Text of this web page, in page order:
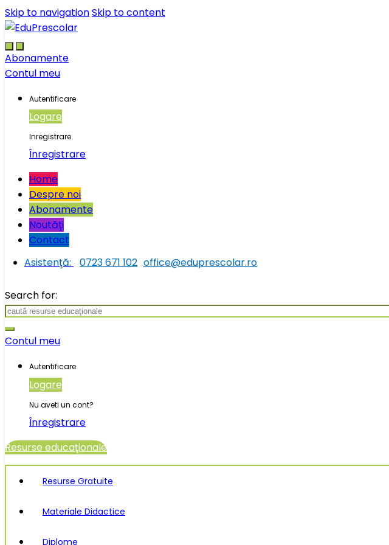
Skip to navigationSkip to content
Abonamente
Contul meu
Autentificare
Logare
Inregistrare
Înregistrare
Home
Despre noi
Abonamente
Noutăţi
Contact
Asistenţă:
0723 671 102 office@eduprescolar.ro
Search for:
Contul meu
Autentificare
Logare
Nu aveti un cont?
Înregistrare
Resurse educaţionale
Resurse Gratuite
Materiale Didactice
Diplome